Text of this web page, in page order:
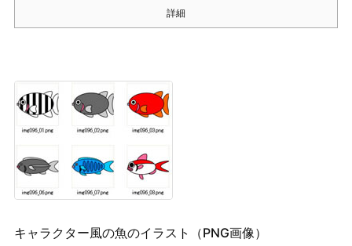
詳細
キャラクター風の魚のイラスト（PNG画像）